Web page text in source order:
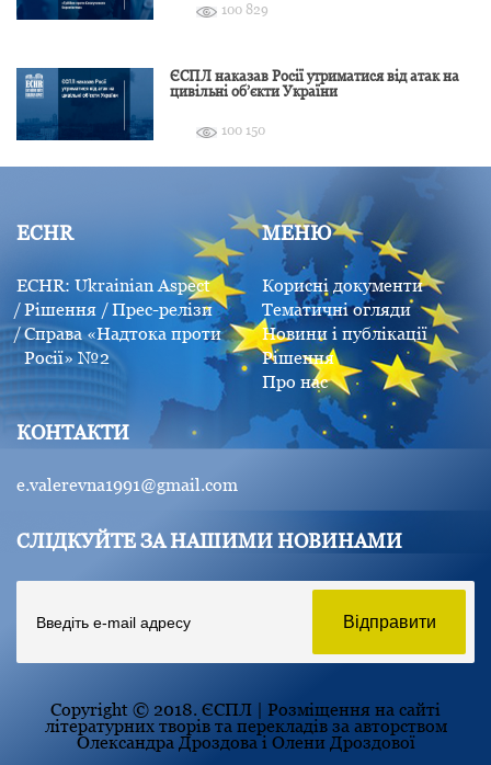
100 829
ЄСПЛ наказав Росії утриматися від атак на
цивільні об’єкти України
100 150
ECHR
ECHR: Ukrainian Aspect
Рішення
Прес-релізи
Справа «Надтока проти
Росії» №2
МЕНЮ
Корисні документи
Тематичні огляди
Новини і публікації
Рішення
Про нас
КОНТАКТИ
e.valerevna1991@gmail.com
СЛІДКУЙТЕ ЗА НАШИМИ НОВИНАМИ
Copyright © 2018. ЄСПЛ | Розміщення на сайті
літературних творів та перекладів за авторством
Олександра Дроздова і Олени Дроздової